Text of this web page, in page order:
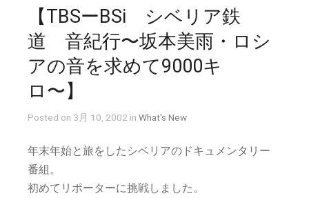
【TBSーBSi シベリア鉄
道 音紀行〜坂本美雨・ロシ
アの音を求めて9000キ
ロ〜】
Posted on 3月 10, 2002 in What's New
年末年始と旅をしたシベリアのドキュメンタリー
番組。
初めてリポーターに挑戦しました。